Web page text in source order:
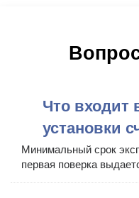
Что входит
установки
Минимальный срок
первая поверка